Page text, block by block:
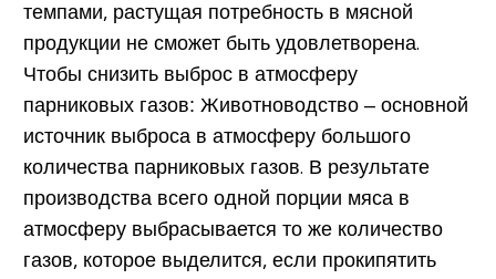
темпами, растущая потребность в мясной
продукции не сможет быть удовлетворена.
Чтобы снизить выброс в атмосферу
парниковых газов: Животноводство – основной
источник выброса в атмосферу большого
количества парниковых газов. В результате
производства всего одной порции мяса в
атмосферу выбрасывается то же количество
газов, которое выделится, если прокипятить